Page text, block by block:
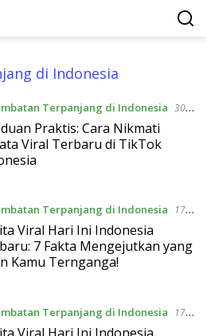
di Indonesia
Terpanjang di Indonesia 30
Praktis: Cara Nikmati
Viral Terbaru di TikTok
Terpanjang di Indonesia
17
Viral Hari Ini Indonesia
7 Fakta Mengejutkan yang
Kamu Ternganga!
Terpanjang di Indonesia
17